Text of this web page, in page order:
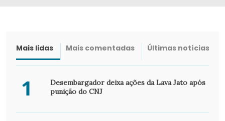
Mais lidas Mais comentadas Últimas notícias
1
Desembargador deixa ações da Lava Jato após
punição do CNJ